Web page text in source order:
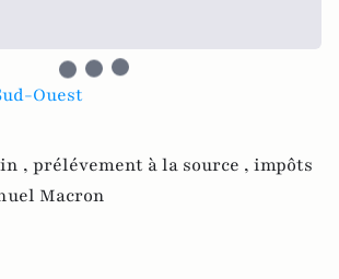
Ouest
, prélévement à la source , impôts
Macron